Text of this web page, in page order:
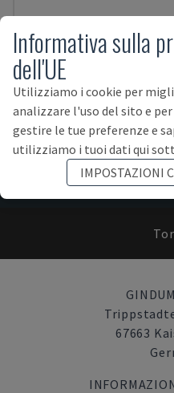
ISCRIVITI
67663
Informativa sulla
dell'UE
Utilizziamo i cookie per
analizzare l'uso del sito e
gestire le tue preferenze e
utilizziamo i tuoi dati qui
IMPOSTAZIONI